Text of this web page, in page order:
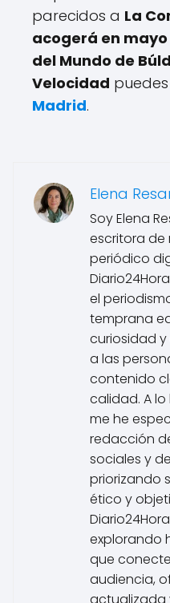
parecidos a La
acogerá en
del Mundo de
Velocidad
Madrid.
Elena
Soy Elena
escritora de
periódico
el
temprana
curiosidad
a las
contenido
calidad. A
me he
redacción
sociales y
priorizando
ético y
explorando
que
audiencia,